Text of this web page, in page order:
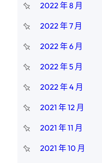
2022 年 8 月
2022 年 7 月
2022 年 6 月
2022 年 5 月
2022 年 4 月
2021 年 12 月
2021 年 11 月
2021 年 10 月